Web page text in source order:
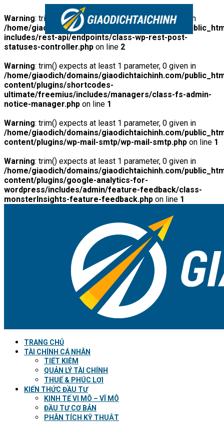
Warning: trim() expects at least 1 parameter, 0 given in
/home/giaodich/domains/giaodichtaichinh.com/
includes/rest-api/endpoints/class-wp-rest-post-
statuses-controller.php on line 2
Warning: trim() expects at least 1 parameter, 0 given in
/home/giaodich/domains/giaodichtaichinh.com/
content/plugins/shortcodes-
ultimate/freemius/includes/managers/class-fs-admin-
notice-manager.php on line 1
Warning: trim() expects at least 1 parameter, 0 given in
/home/giaodich/domains/giaodichtaichinh.com/
content/plugins/wp-mail-smtp/wp-mail-smtp.php on line 1
Warning: trim() expects at least 1 parameter, 0 given in
/home/giaodich/domains/giaodichtaichinh.com/
content/plugins/google-analytics-for-
wordpress/includes/admin/feature-feedback/class-
monsterInsights-feature-feedback.php on line 1
TRANG CHỦ
TÀI CHÍNH CÁ NHÂN
TIẾT KIỆM
QUẢN LÝ TÀI CHÍNH
THUẾ & PHÚC LỢI
KIẾN THỨC ĐẦU TƯ
KINH TẾ VI MÔ – VĨ MÔ
ĐẦU TƯ CƠ BẢN
PHÂN TÍCH KỸ THUẬT